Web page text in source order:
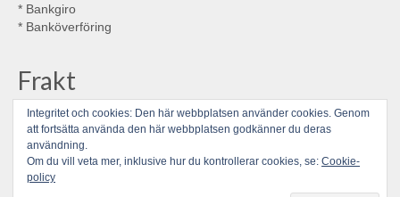
* Bankgiro
* Banköverföring
Frakt
* Postnord brev 29:-
* Postnord Spårbar & Försäkrad försändelse 90:-
Integritet och cookies: Den här webbplatsen använder cookies. Genom
att fortsätta använda den här webbplatsen godkänner du deras
användning.
Om du vill veta mer, inklusive hur du kontrollerar cookies, se: Cookie-
policy